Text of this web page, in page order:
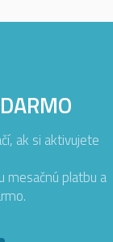
ak si aktivujete
mesačnú platbu a